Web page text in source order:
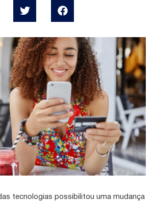
tecnologias possibilitou uma mudança